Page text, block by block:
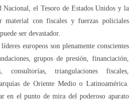
Nacional, el Tesoro de Estados Unidos y la
material con fiscales y fuerzas policiales
ser devastador.
europeos son plenamente conscientes
grupos de presión, financiación,
consultorías, triangulaciones fiscales,
de Oriente Medio o Latinoamérica.
en el punto de mira del poderoso aparato